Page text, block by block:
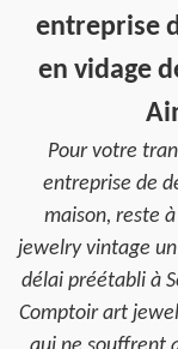
entreprise
en vidage
Pour votre
entreprise de
maison, reste
jewelry vintage
délai préétabli à
Comptoir art